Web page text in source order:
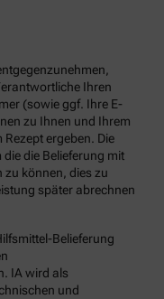
Ihren
(sowie ggf. Ihre E-
zu Ihnen und Ihrem
ergeben. Die
die Belieferung mit
können, dies zu
später abrechnen
Belieferung
IA wird als
und